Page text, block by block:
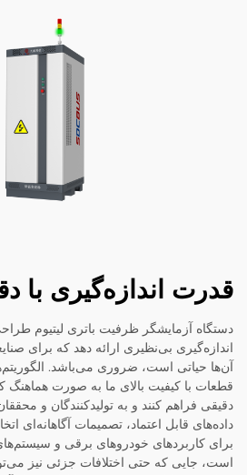
قدرت اندازه‌گیری با
دستگاه آزمایشگر ظرفیت باتری لیتیوم
اندازه‌گیری بی‌نظیری ارائه دهد که برای
آن‌ها حیاتی است، ضروری می‌باشد.
قطعات با کیفیت بالای ما به صورت هماهنگ
دقیقی فراهم کنند و به تولیدکنندگان و
داده‌های قابل اعتماد، تصمیمات آگاهانه‌ای
برای کاربردهای خودروهای برقی و
است، جایی که حتی اختلافات جزئی نیز